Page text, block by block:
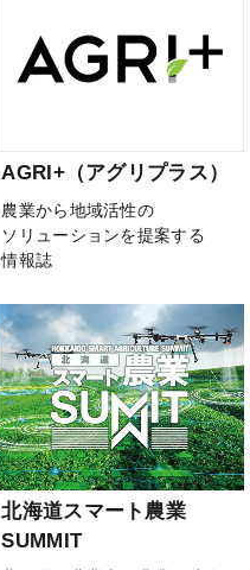
AGRI+（アグリプラス）
農業から地域活性の
ソリューションを提案する
情報誌
北海道スマート農業
SUMMIT